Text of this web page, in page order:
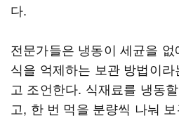
다.
전문가들은 냉동이 세균을
식을 억제하는 보관 방법이
고 조언한다. 식재료를 냉동
고, 한 번 먹을 분량씩 나눠